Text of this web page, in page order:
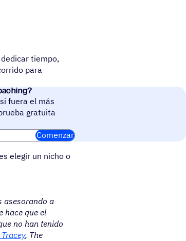
tiempo,
para
fuera el más
gratuita
Comenzar
elegir un nicho o
asesorando a
hace que el
no han tenido
, The